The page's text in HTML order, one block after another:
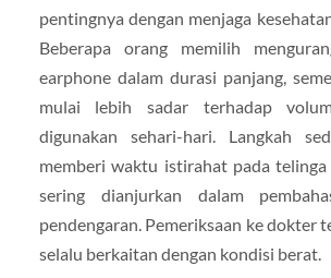
pentingnya dengan menjaga
Beberapa orang memilih
earphone dalam durasi panjang,
mulai lebih sadar terhadap
digunakan sehari-hari. Langkah
memberi waktu istirahat pada
sering dianjurkan dalam
pendengaran. Pemeriksaan ke dokter
selalu berkaitan dengan kondisi berat.